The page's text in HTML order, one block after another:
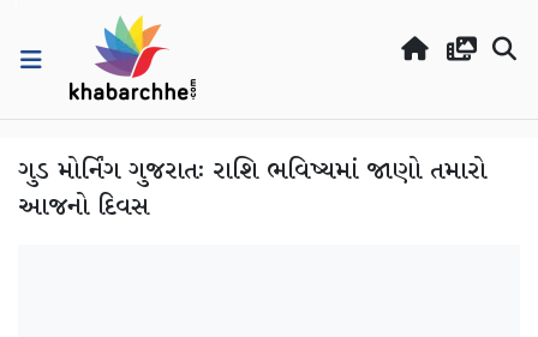
ગુડ મોર્નિંગ ગુજરાતઃ રાશિ ભવિષ્યમાં જાણો તમારો
આજનો દિવસ